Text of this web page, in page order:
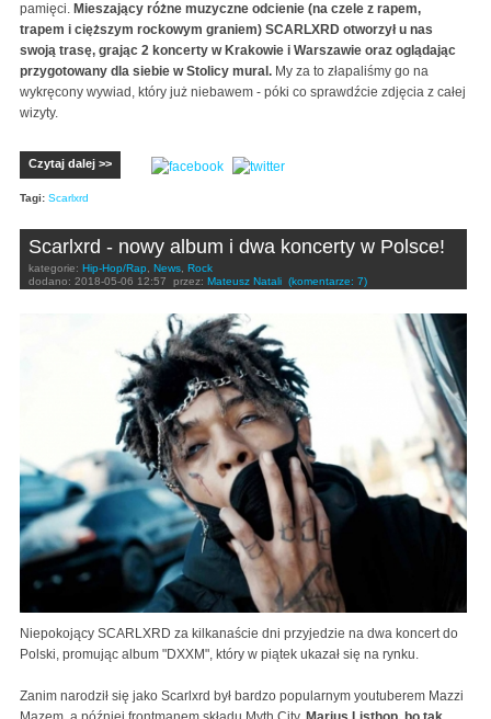
pamięci. Mieszający różne muzyczne odcienie (na czele z rapem,
trapem i cięższym rockowym graniem) SCARLXRD otworzył u nas
swoją trasę, grając 2 koncerty w Krakowie i Warszawie oraz oglądając
przygotowany dla siebie w Stolicy mural. My za to złapaliśmy go na
wykręcony wywiad, który już niebawem - póki co sprawdźcie zdjęcia z całej
wizyty.
Czytaj dalej >>
Tagi: Scarlxrd
Scarlxrd - nowy album i dwa koncerty w Polsce!
kategorie: Hip-Hop/Rap, News, Rock
dodano: 2018-05-06 12:57 przez: Mateusz Natali (komentarze: 7)
Niepokojący SCARLXRD za kilkanaście dni przyjedzie na dwa koncert do
Polski, promując album "DXXM", który w piątek ukazał się na rynku.
Zanim narodził się jako Scarlxrd był bardzo popularnym youtuberem Mazzi